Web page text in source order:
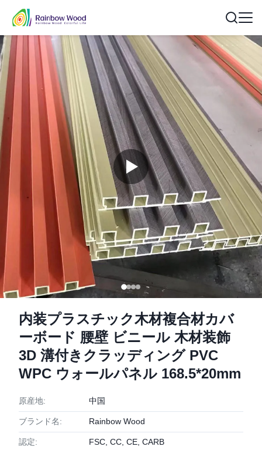
内装プラスチック木材複合材カバ
ーボード 腰壁 ビニール 木材装飾
3D 溝付きクラッディング PVC
WPC ウォールパネル 168.5*20mm
原産地: 中国
ブランド名: Rainbow Wood
認定: FSC, CC, CE, CARB